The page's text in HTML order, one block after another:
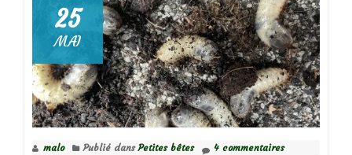
un
orvet
25
MAI
malo Publié dansPetites bêtes 4 commentaires